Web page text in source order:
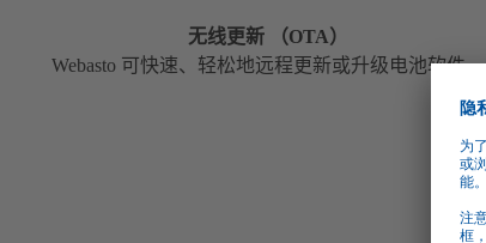
无线更新 （OTA）
Webasto 可快速、轻松地远程更新或升级电池软件。